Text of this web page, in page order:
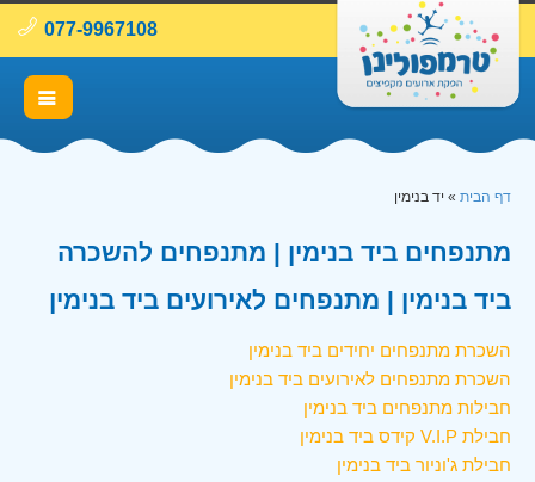
077-9967108
דף הבית » יד בנימין
מתנפחים ביד בנימין | מתנפחים להשכרה
ביד בנימין | מתנפחים לאירועים ביד בנימין
השכרת מתנפחים יחידים ביד בנימין
השכרת מתנפחים לאירועים ביד בנימין
חבילות מתנפחים ביד בנימין
חבילת V.I.P קידס ביד בנימין
חבילת ג'וניור ביד בנימין